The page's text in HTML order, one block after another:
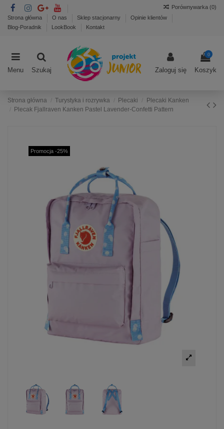
Strona główna O nas Sklep stacjonarny
Opinie klientów
Blog-Poradnik
LookBook Kontakt
Porównywarka (0)
Menu Szukaj Zaloguj się
0
Koszyk
Strona główna Turystyka i rozrywka Plecaki
Plecaki Kanken
Plecak Fjallraven Kanken Pastel Lavender-Confetti Pattern
Promocja -25%